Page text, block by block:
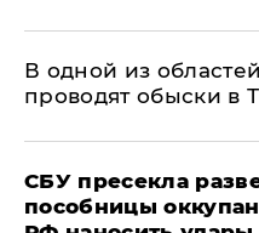
В одной из
проводят обыски в
СБУ пресекла
пособницы